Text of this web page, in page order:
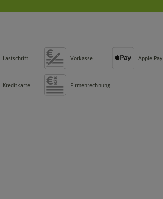
Lastschrift Vorkasse Apple Pay
Kreditkarte Firmenrechnung